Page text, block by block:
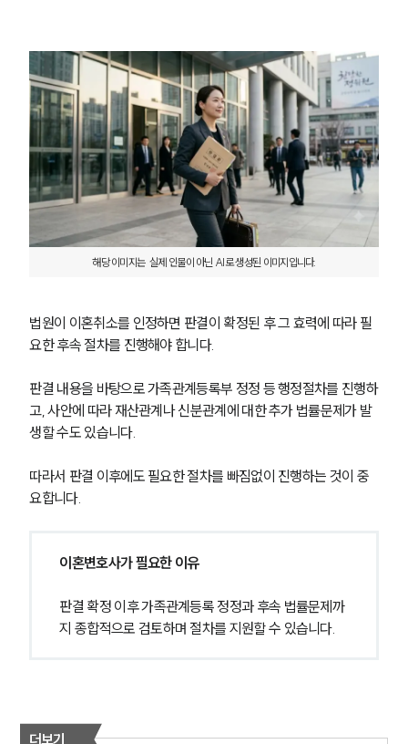
해당 이미지는  실제 인물이 아닌 AI로 생성된 이미지입니다.
법원이 이혼취소를 인정하면 판결이 확정된 후 그 효력에 따라 필
요한 후속 절차를 진행해야 합니다.
판결 내용을 바탕으로 가족관계등록부 정정 등 행정절차를 진행하
고, 사안에 따라 재산관계나 신분관계에 대한 추가 법률문제가 발
생할 수도 있습니다.
따라서 판결 이후에도 필요한 절차를 빠짐없이 진행하는 것이 중
요합니다.
이혼변호사가 필요한 이유
판결 확정 이후 가족관계등록 정정과 후속 법률문제까
지 종합적으로 검토하며 절차를 지원할 수 있습니다.
더보기